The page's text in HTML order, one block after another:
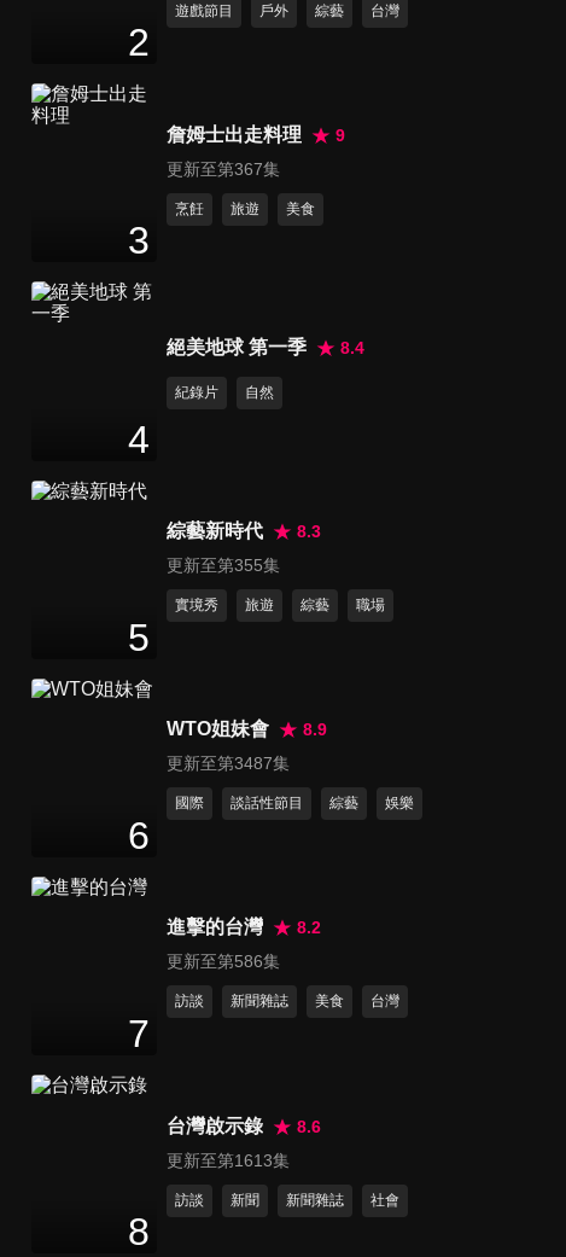
47 分鐘
47分鐘
第71集 購物車從來沒停過？姊
讚爆的不無聊生活提案！
47
第74集 史上最長暑假來襲？崩
潰爸媽瘋狂蓋樓吧！
厭整理的媽媽錯了嗎？！
第76集 每天都要面對的食物戰
第77集 荒謬怪奇事件來襲！是
心裡有鬼還是自己嚇自己？！
47
第79集 馬路三寶沒有極限！鄉
民的怒吼，你上榜了嗎？
2
遊戲節目 戶外 綜藝 台灣
3
詹姆士出走料理
9
更新至第367集
烹飪 旅遊 美食
4
絕美地球 第一季 8.4
紀錄片 自然
5
綜藝新時代
8.3
更新至第355集
實境秀 旅遊 綜藝 職場
6
WTO姐妹會
8.9
更新至第3487集
國際 談話性節目 綜藝 娛樂
7
進擊的台灣
8.2
更新至第586集
訪談 新聞雜誌 美食 台灣
8
台灣啟示錄
8.6
更新至第1613集
訪談 新聞 新聞雜誌 社會